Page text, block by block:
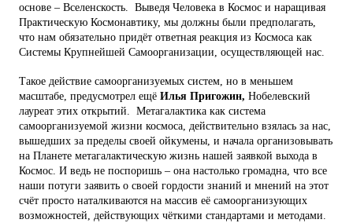
основе – Вселенскость. Выведя Человека в Космос и наращивая
Практическую Космонавтику, мы должны были предполагать,
что нам обязательно придёт ответная реакция из Космоса как
Системы Крупнейшей Самоорганизации, осуществляющей нас.
Такое действие самоорганизуемых систем, но в меньшем
масштабе, предусмотрел ещё Илья Пригожин, Нобелевский
лауреат этих открытий. Метагалактика как система
самоорганизуемой жизни космоса, действительно взялась за нас,
вышедших за пределы своей ойкумены, и начала организовывать
на Планете метагалактическую жизнь нашей заявкой выхода в
Космос. И ведь не поспоришь – она настолько громадна, что все
наши потуги заявить о своей гордости знаний и мнений на этот
счёт просто наталкиваются на массив её самоорганизующих
возможностей, действующих чёткими стандартами и методами.